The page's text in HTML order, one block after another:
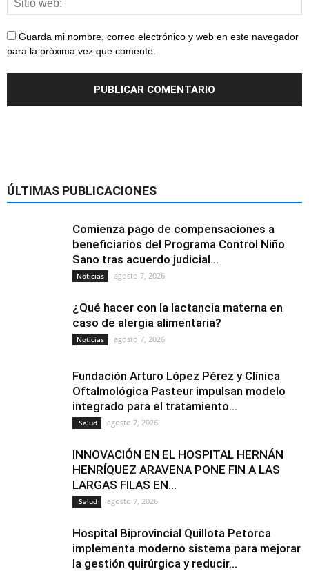
Guarda mi nombre, correo electrónico y web en este navegador
para la próxima vez que comente.
ÚLTIMAS PUBLICACIONES
Comienza pago de compensaciones a
beneficiarios del Programa Control Niño
Sano tras acuerdo judicial...
Noticias agosto 7, 2026
¿Qué hacer con la lactancia materna en
caso de alergia alimentaria?
Noticias agosto 7, 2026
Fundación Arturo López Pérez y Clínica
Oftalmológica Pasteur impulsan modelo
integrado para el tratamiento...
Salud agosto 7, 2026
INNOVACIÓN EN EL HOSPITAL HERNÁN
HENRÍQUEZ ARAVENA PONE FIN A LAS
LARGAS FILAS EN...
Salud agosto 7, 2026
Hospital Biprovincial Quillota Petorca
implementa moderno sistema para mejorar
la gestión quirúrgica y reducir...